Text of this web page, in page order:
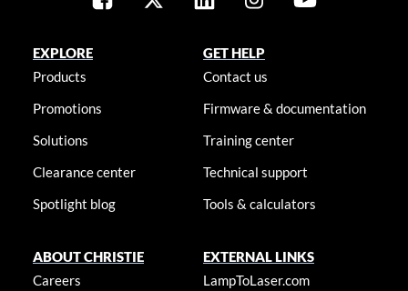
EXPLORE
Products
Promotions
Solutions
Clearance center
Spotlight blog
GET HELP
Contact us
Firmware & documentation
Training center
Technical support
Tools & calculators
ABOUT CHRISTIE
Careers
EXTERNAL LINKS
LampToLaser.com